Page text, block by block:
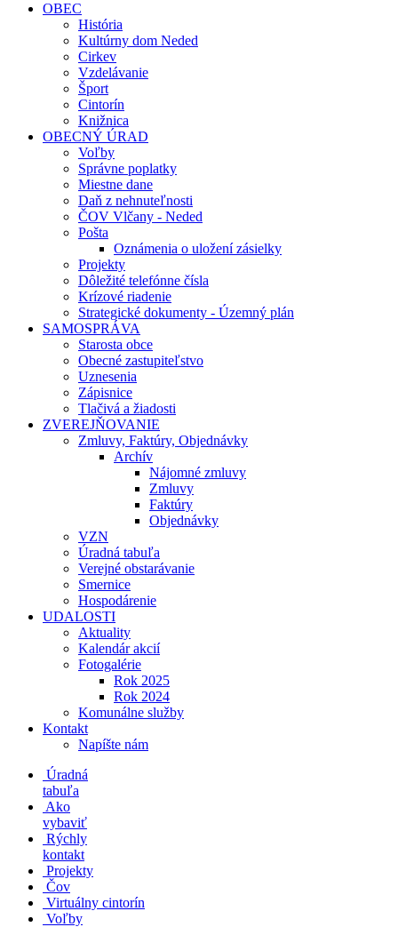
OBEC
História
Kultúrny dom Neded
Cirkev
Vzdelávanie
Šport
Cintorín
Knižnica
OBECNÝ ÚRAD
Voľby
Správne poplatky
Miestne dane
Daň z nehnuteľnosti
ČOV Vlčany - Neded
Pošta
Oznámenia o uložení zásielky
Projekty
Dôležité telefónne čísla
Krízové riadenie
Strategické dokumenty - Územný plán
SAMOSPRÁVA
Starosta obce
Obecné zastupiteľstvo
Uznesenia
Zápisnice
Tlačivá a žiadosti
ZVEREJŇOVANIE
Zmluvy, Faktúry, Objednávky
Archív
Nájomné zmluvy
Zmluvy
Faktúry
Objednávky
VZN
Úradná tabuľa
Verejné obstarávanie
Smernice
Hospodárenie
UDALOSTI
Aktuality
Kalendár akcií
Fotogalérie
Rok 2025
Rok 2024
Komunálne služby
Kontakt
Napíšte nám
Úradná
tabuľa
Ako
vybaviť
Rýchly
kontakt
Projekty
Čov
Virtuálny cintorín
Voľby